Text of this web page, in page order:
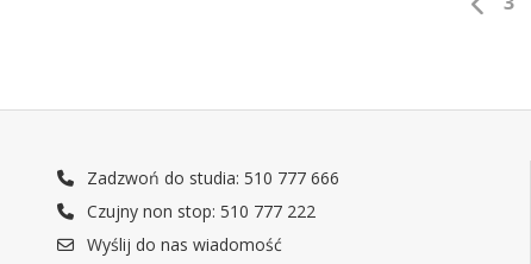
Zadzwoń do studia: 510 777 666
Czujny non stop: 510 777 222
Wyślij do nas wiadomość